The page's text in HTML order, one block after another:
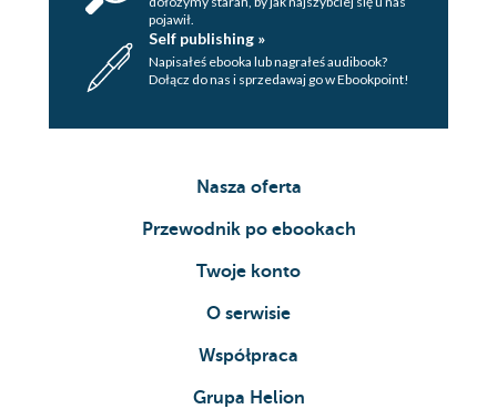
pojawił.
Self publishing »
Napisałeś ebooka lub nagrałeś audibook?
Dołącz do nas i sprzedawaj go w Ebookpoint!
Nasza oferta
Przewodnik po ebookach
Twoje konto
O serwisie
Współpraca
Grupa Helion